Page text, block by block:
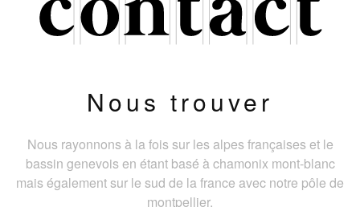
Nous trouver
Nous rayonnons à la fois sur les alpes françaises et le
bassin genevois en étant basé à chamonix mont-blanc
mais également sur le sud de la france avec notre pôle de
montpellier.